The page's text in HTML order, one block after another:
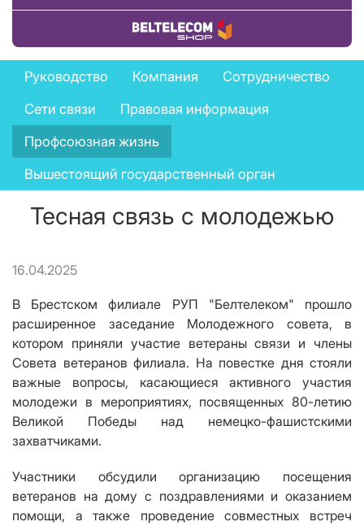
Купить товар
Company
menu
Руководство Компания
Сотрудничество
Сети связи
Правовая информация
Профсоюзная жизнь
Вышестоящий государственный орган
Тесная связь с молодежью
16.04.2025
В Брестском филиале РУП "Белтелеком" прошло
расширенное заседание Молодежного совета, в
котором приняли участие ветераны связи и члены
Совета ветеранов филиала. На повестке дня стояли
важные вопросы, касающиеся активного участия
молодежи в мероприятиях, посвященных 80-летию
Великой Победы над немецко-фашистскими
захватчиками.
Участники обсудили организацию посещения
ветеранов на дому с поздравлениями и оказанием
помощи, а также проведение совместных встреч